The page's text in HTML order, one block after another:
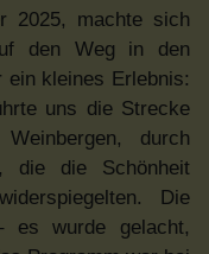
2025, machte sich
den Weg in den
ein kleines Erlebnis:
uns die Strecke
durch
die die Schönheit
Die
es wurde gelacht,